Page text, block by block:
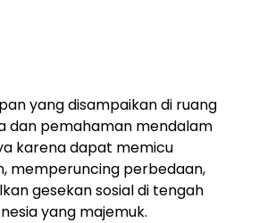
yang disampaikan di ruang
dan pemahaman mendalam
karena dapat memicu
memperuncing perbedaan,
gesekan sosial di tengah
yang majemuk.